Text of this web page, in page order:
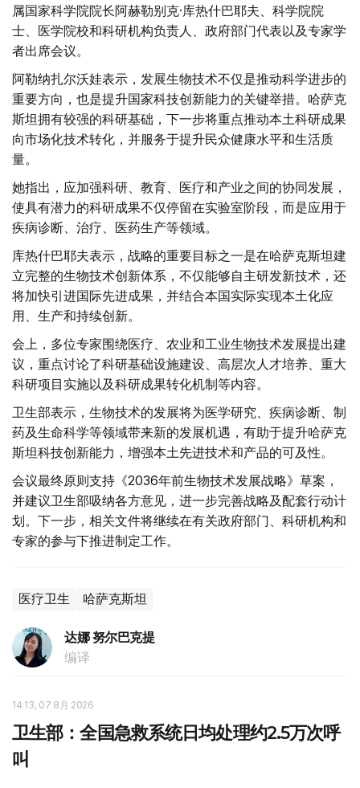
属国家科学院院长阿赫勒别克·库热什巴耶夫、科学院院
士、医学院校和科研机构负责人、政府部门代表以及专家学
者出席会议。
阿勒纳扎尔沃娃表示，发展生物技术不仅是推动科学进步的
重要方向，也是提升国家科技创新能力的关键举措。哈萨克
斯坦拥有较强的科研基础，下一步将重点推动本土科研成果
向市场化技术转化，并服务于提升民众健康水平和生活质
量。
她指出，应加强科研、教育、医疗和产业之间的协同发展，
使具有潜力的科研成果不仅停留在实验室阶段，而是应用于
疾病诊断、治疗、医药生产等领域。
库热什巴耶夫表示，战略的重要目标之一是在哈萨克斯坦建
立完整的生物技术创新体系，不仅能够自主研发新技术，还
将加快引进国际先进成果，并结合本国实际实现本土化应
用、生产和持续创新。
会上，多位专家围绕医疗、农业和工业生物技术发展提出建
议，重点讨论了科研基础设施建设、高层次人才培养、重大
科研项目实施以及科研成果转化机制等内容。
卫生部表示，生物技术的发展将为医学研究、疾病诊断、制
药及生命科学等领域带来新的发展机遇，有助于提升哈萨克
斯坦科技创新能力，增强本土先进技术和产品的可及性。
会议最终原则支持《2036年前生物技术发展战略》草案，
并建议卫生部吸纳各方意见，进一步完善战略及配套行动计
划。下一步，相关文件将继续在有关政府部门、科研机构和
专家的参与下推进制定工作。
医疗卫生 哈萨克斯坦
达娜 努尔巴克提
编译
14:13, 07 8月 2026
卫生部：全国急救系统日均处理约2.5万次呼
叫